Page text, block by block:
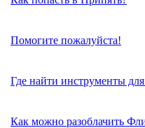
Помогите пожалуйста!
Где найти инструменты
Как можно разоблачить